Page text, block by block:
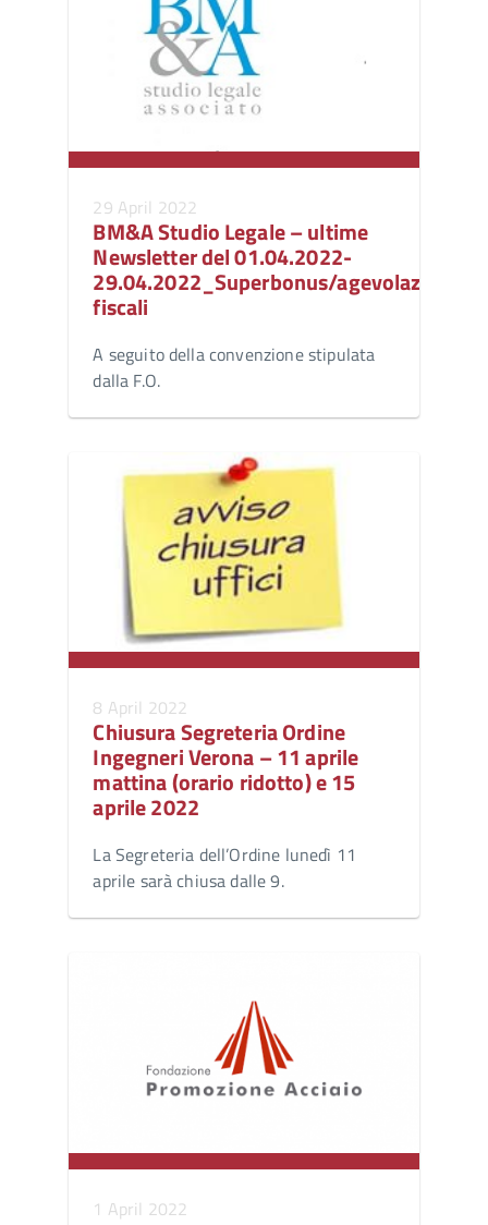
29 April 2022
BM&A Studio Legale – ultime
Newsletter del 01.04.2022-
29.04.2022_Superbonus/agevolazioni
fiscali
A seguito della convenzione stipulata
dalla F.O.
8 April 2022
Chiusura Segreteria Ordine
Ingegneri Verona – 11 aprile
mattina (orario ridotto) e 15
aprile 2022
La Segreteria dell’Ordine lunedì 11
aprile sarà chiusa dalle 9.
1 April 2022